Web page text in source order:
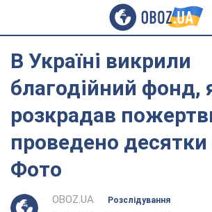
В Україні викрили
благодійний фонд,
розкрадав
проведено десятки
Фото
OBOZ.UA
Розслідування